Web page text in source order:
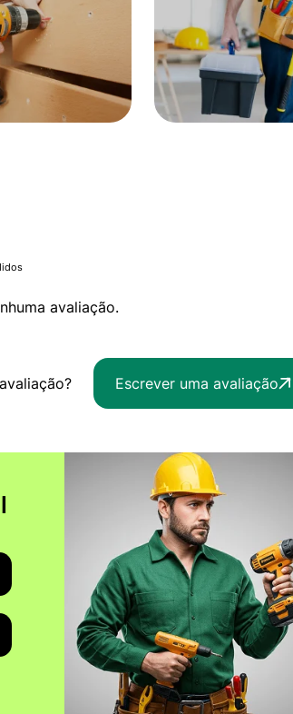
avaliação.
Escrever uma avaliação